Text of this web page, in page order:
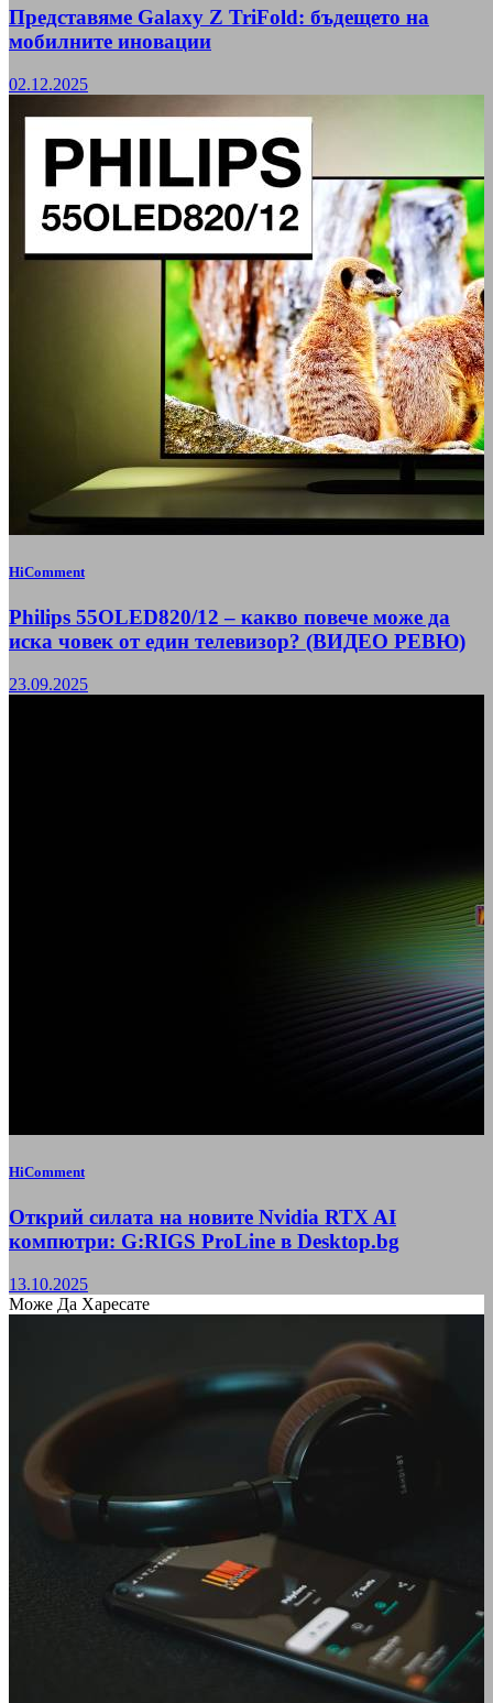
Представяме Galaxy Z TriFold: бъдещето на
мобилните иновации
02.12.2025
HiComment
Philips 55OLED820/12 – какво повече може да
иска човек от един телевизор? (ВИДЕО РЕВЮ)
23.09.2025
HiComment
Открий силата на новите Nvidia RTX AI
компютри: G:RIGS ProLine в Desktop.bg
13.10.2025
Може Да Харесате